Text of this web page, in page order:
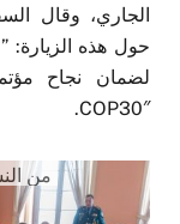
الجاري، وقال
حول هذه الزيارة:
لضمان نجاح
COP30″.
من